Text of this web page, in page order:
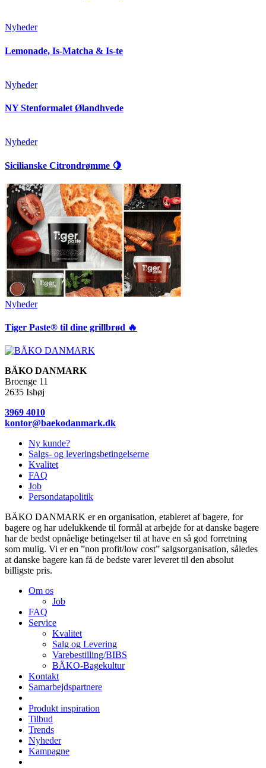
Nyheder
Lemonade, Is-Matcha & Is-te
Nyheder
NY Stenformalet Ølandhvede
Nyheder
Sicilianske Citrondrømme 🍋
Nyheder
Tiger Paste® til dine grillbrød 🔥
BÄKO DANMARK
Broenge 11
2635 Ishøj
3969 4010
kontor@baekodanmark.dk
Ny kunde?
Salgs- og leveringsbetingelserne
Kvalitet
FAQ
Job
Persondatapolitik
BÄKO DANMARK er en organisation, etableret af bagere, for
bagere og har udelukkende til formål at arbejde for at danske bagere
har de bedst opnåelige betingelser til at have en så god forretning
som mulig. Vi er en ”non profit/low cost” salgsorganisation, således
at danske bagere kan få de bedste varer leveret til den absolut
billigste pris.
Om os
Job
FAQ
Service
Kvalitet
Salg og Levering
Varebestilling/BIBS
BÄKO-Bagekultur
Kontakt
Samarbejdspartnere
Produkt inspiration
Tilbud
Trends
Nyheder
Kampagne